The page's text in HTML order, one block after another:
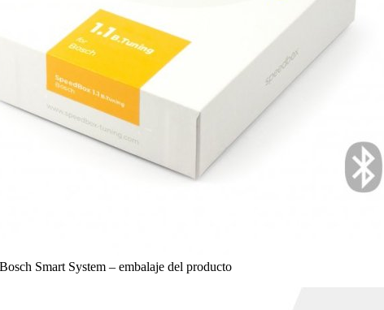
Smart System – embalaje del producto